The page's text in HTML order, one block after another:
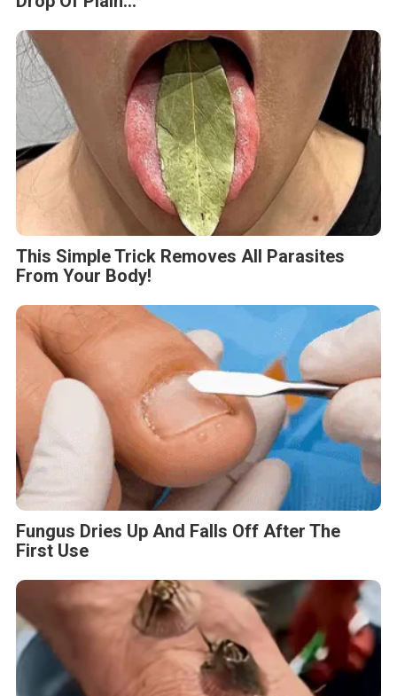
This Simple Trick Removes All Parasites
From Your Body!
Fungus Dries Up And Falls Off After The
First Use